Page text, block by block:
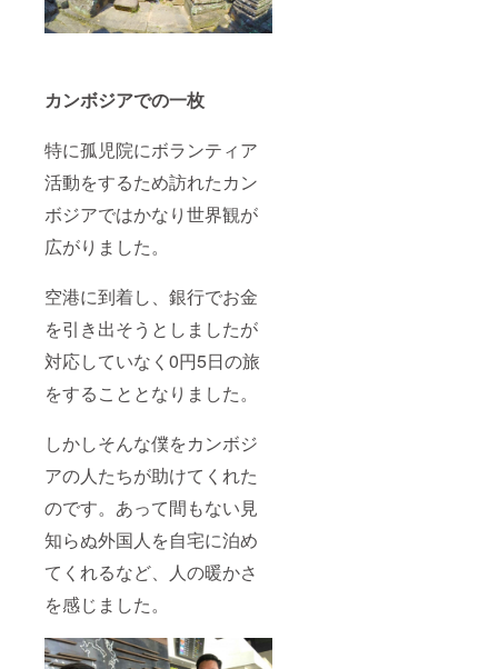
カンボジアでの一枚
特に孤児院にボランティア
活動をするため訪れたカン
ボジアではかなり世界観が
広がりました。
空港に到着し、銀行でお金
を引き出そうとしましたが
対応していなく0円5日の旅
をすることとなりました。
しかしそんな僕をカンボジ
アの人たちが助けてくれた
のです。あって間もない見
知らぬ外国人を自宅に泊め
てくれるなど、人の暖かさ
を感じました。